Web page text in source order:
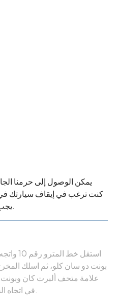
يمكن الوصول إلى حرمنا
كنت ترغب في إيقاف سيارتك في
يجب عليك التسجيل لدى أمننا.
استقل خط
بونت دو سان كلو، ثم اسلك
علامة متحف ألبرت كان
في اتجاه الجسر إلى محطة الحافلات.